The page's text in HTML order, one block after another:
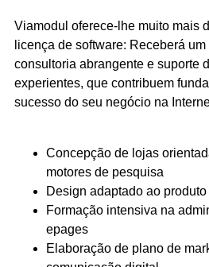
Viamodul oferece-lhe muito mais
licença de software: Receberá
consultoria abrangente e suporte
experientes, que contribuem
sucesso do seu negócio na
Concepção de lojas
motores de pesquisa
Design adaptado ao produto
Formação intensiva na
epages
Elaboração de plano de